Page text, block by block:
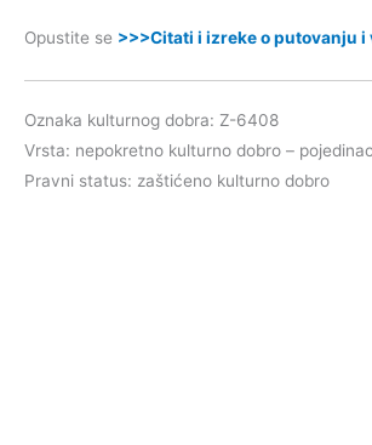
Opustite se >>>Citati i izreke o putovanju i
Oznaka kulturnog dobra: Z-6408
Vrsta: nepokretno kulturno dobro –
Pravni status: zaštićeno kulturno dobro